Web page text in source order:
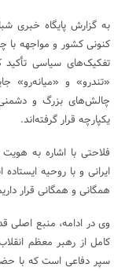
به گزارش پایگاه خبری
کنونی کشور و مواجهه با
تفکیک‌های سیاسی
«تندرو» و «میانه‌رو»
چالش‌های بزرگ و
یکپارچه قرار گرفته‌اند.
فلاحتی با اشاره به
ایرانی و با روحیه
همگانی و همگانی قرار
وی در ادامه، منبع اصلی
کامل از رهبر معظم
سپر دفاعی است که با